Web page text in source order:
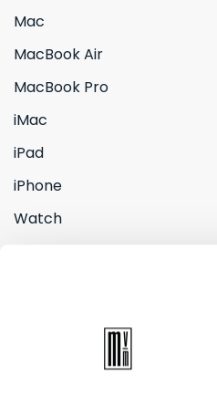
Mac
MacBook Air
MacBook Pro
iMac
iPad
iPhone
Watch